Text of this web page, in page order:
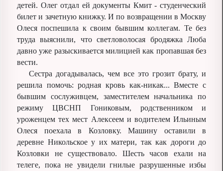
детей. Олег отдал ей документы Кмит - студенческий
билет и зачетную книжку. И по возвращении в Москву
Олеся поспешила к своим бывшим коллегам. Те без
труда выяснили, что светловолосая бродяжка Люба
давно уже разыскивается милицией как пропавшая без
вести.
Сестра догадывалась, чем все это грозит брату, и
решила помочь: родная кровь как-никак... Вместе с
бывшим сослуживцем, заместителем начальника по
режиму ЦВСНП Гониковым, родственником и
уроженцем тех мест Алексеем и водителем Ильиным
Олеся поехала в Козловку. Машину оставили в
деревне Никольское у их матери, так как дороги до
Козловки не существовало. Шесть часов ехали на
телеге, пока не увидели гнилые разрушенные избы